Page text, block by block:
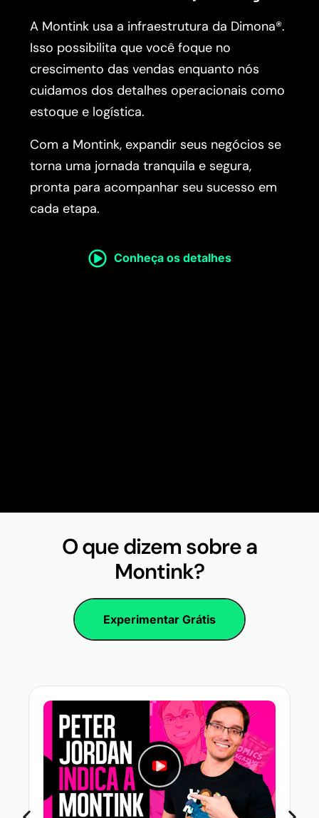
A Montink usa a infraestrutura da Dimona®.
Isso possibilita que você foque no
crescimento das vendas enquanto nós
cuidamos dos detalhes operacionais como
estoque e logística.
Com a Montink, expandir seus negócios se
torna uma jornada tranquila e segura,
pronta para acompanhar seu sucesso em
cada etapa.
Conheça os detalhes
O que dizem sobre a
Montink?
Experimentar Grátis